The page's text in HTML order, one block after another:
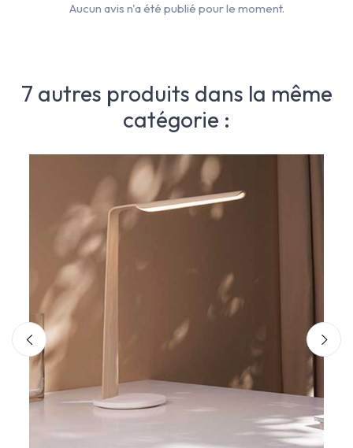
Aucun avis n'a été publié pour le moment.
7 autres produits dans la même
catégorie :